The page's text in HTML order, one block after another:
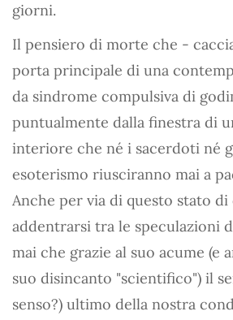
giorni.
Il pensiero di morte che -
porta principale di una
da sindrome compulsiva di
puntualmente dalla finestra di
interiore che né i sacerdoti né
esoterismo riusciranno mai a
Anche per via di questo stato di
addentrarsi tra le speculazioni
mai che grazie al suo acume (e
suo disincanto "scientifico") il
senso?) ultimo della nostra